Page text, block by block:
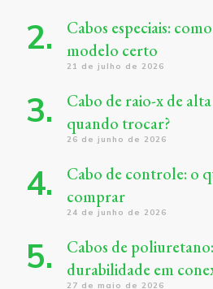
Cabos especiais:
modelo certo
21 de julho de 2026
Cabo de raio-x de
quando trocar?
26 de junho de 2026
Cabo de controle: o
comprar
24 de junho de 2026
Cabos de
durabilidade em
27 de maio de 2026